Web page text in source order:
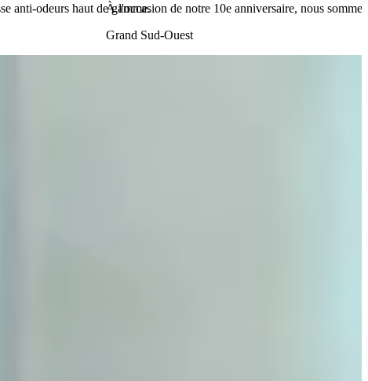
anti-odeurs haut de gamme.À l'occasion de notre 10e anniversaire, nous
Grand Sud-Ouest